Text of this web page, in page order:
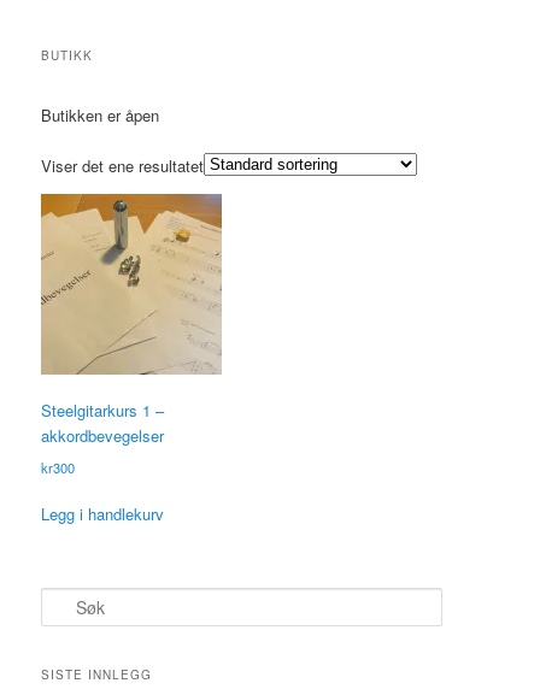
BUTIKK
Butikken er åpen
Viser det ene resultatet
Steelgitarkurs 1 –
akkordbevegelser
kr300
Legg i handlekurv
ø
SISTE INNLEGG